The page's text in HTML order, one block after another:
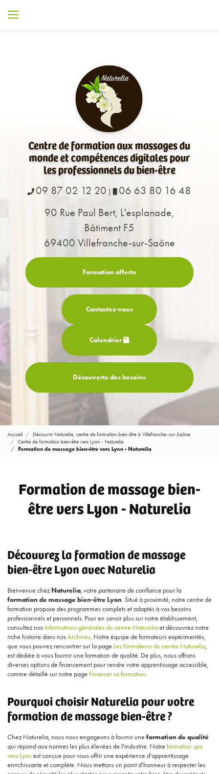
Centre de formation aux massages du
monde et compétences digitales pour
les professionnels du bien-être
09 87 02 12 20
06 63 80 16 48
90 Rue Paul Bert, L'esplanade,
Bâtiment F5
69400 Villefranche-sur-Saône
Formation offerte
Contactez-nous
Calendrier
Découverte des besoins
Accueil
Découvrir Naturelia, centre de formation bien-être à Villefranche-sur-Saône
Centre de formation bien-être vers Lyon - Naturelia
Formation de massage bien-être vers Lyon - Naturelia
Formation de massage bien-
être vers Lyon - Naturelia
Découvrez la formation de massage
bien-être Lyon avec Naturelia
Bienvenue chezNaturelia, votre partenaire de confiance pour la
formation de massage bien-être Lyon. Situé à proximité, notre centre de
formation propose des programmes complets et adaptés à vos besoins
professionnels et personnels. Pour en savoir plus sur notre établissement,
consultez nos Informations générales du centre Natureliaet découvrez notre
riche histoire dans nosArchives. Notre équipe de formateurs expérimentés,
que vous pouvez rencontrer sur la page Les Formateurs du centre Naturelia,
est dédiée à vous fournir une formation de qualité. De plus, nous offrons
diverses options de financement pour rendre votre apprentissage accessible,
comme détaillé sur notre page Financer sa formation.
Pourquoi choisir Naturelia pour votre
formation de massage bien-être ?
Chez Naturelia, nous nous engageons à fournir une formation de qualité
qui répond aux normes les plus élevées de l'industrie. Notre formation spa
vers Lyon est conçue pour vous offrir une expérience d'apprentissage
enrichissante et complète. Nous mettons un point d'honneur à respecter les